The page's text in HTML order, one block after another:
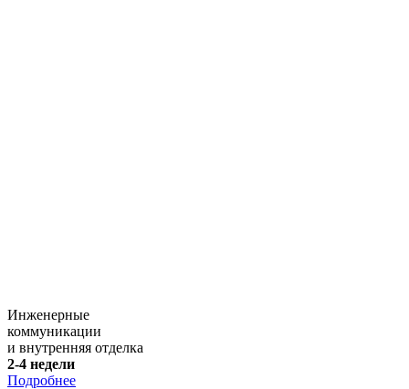
Инженерные
коммуникации
и внутренняя отделка
2-4 недели
Подробнее